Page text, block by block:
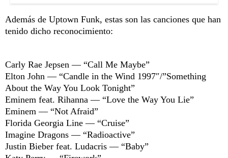
Además de Uptown Funk, estas son las canciones que han
tenido dicho reconocimiento:
Carly Rae Jepsen — “Call Me Maybe”
Elton John — “Candle in the Wind 1997″/”Something
About the Way You Look Tonight”
Eminem feat. Rihanna — “Love the Way You Lie”
Eminem — “Not Afraid”
Florida Georgia Line — “Cruise”
Imagine Dragons — “Radioactive”
Justin Bieber feat. Ludacris — “Baby”